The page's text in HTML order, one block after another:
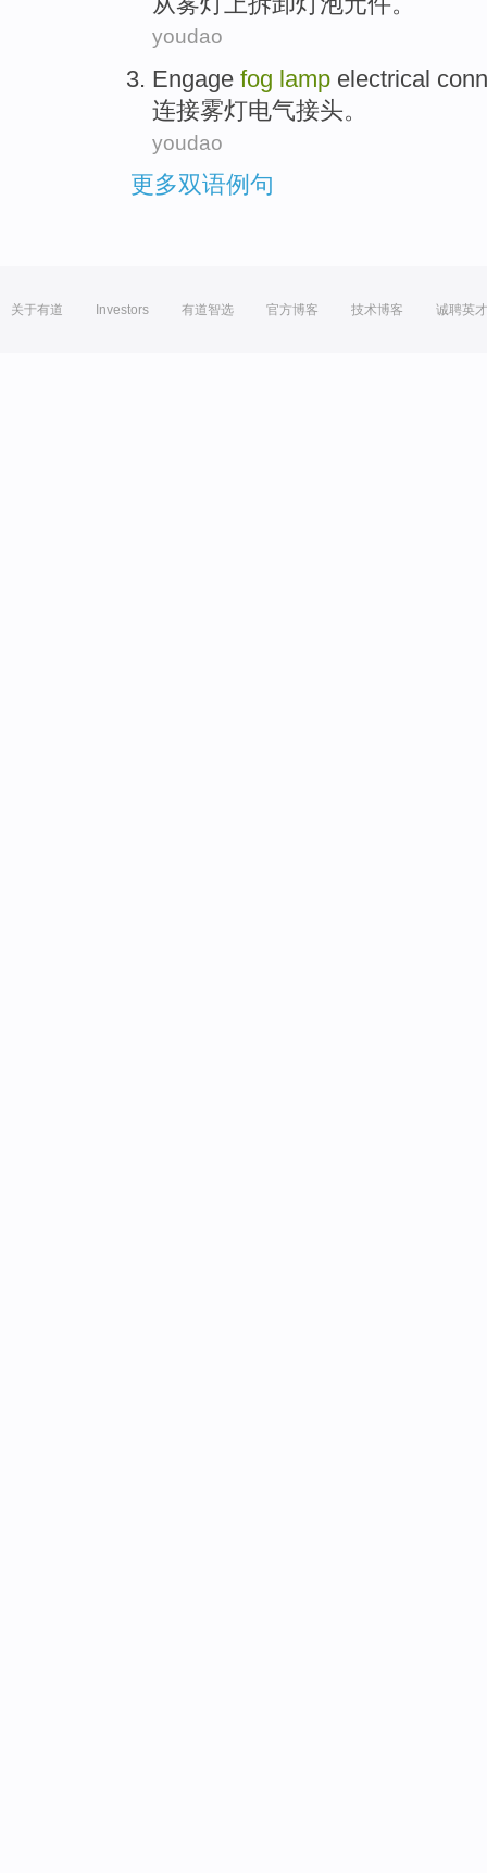
youdao
Engage fog lamp electrical
连接雾灯电气接头。
youdao
更多双语例句
关于有道 Investors 有道智选 官方博客 技术博客 诚聘英才